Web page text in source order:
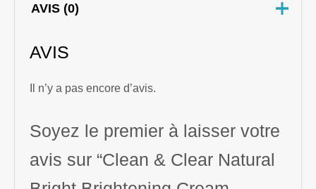
AVIS (0)
AVIS
Il n’y a pas encore d’avis.
Soyez le premier à laisser votre
avis sur “Clean & Clear Natural